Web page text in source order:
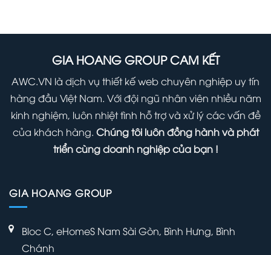
Away
Options
Your
WordPress
Admin
Panel
GIA HOANG GROUP CAM KẾT
AWC.VN là dịch vụ thiết kế web chuyên nghiệp uy tín
hàng đầu Việt Nam. Với đội ngũ nhân viên nhiều năm
kinh nghiệm, luôn nhiệt tình hỗ trợ và xử lý các vấn đề
của khách hàng. Chúng tôi luôn đồng hành và phát
triển cùng doanh nghiệp của bạn !
GIA HOANG GROUP
Bloc C, eHomeS Nam Sài Gòn, Bình Hưng, Bình
Chánh